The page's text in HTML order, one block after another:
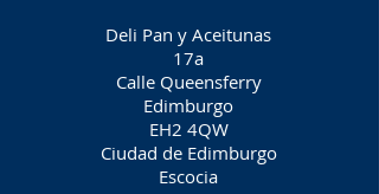
Deli Pan y Aceitunas
17a
Calle Queensferry
Edimburgo
EH2 4QW
Ciudad de Edimburgo
Escocia